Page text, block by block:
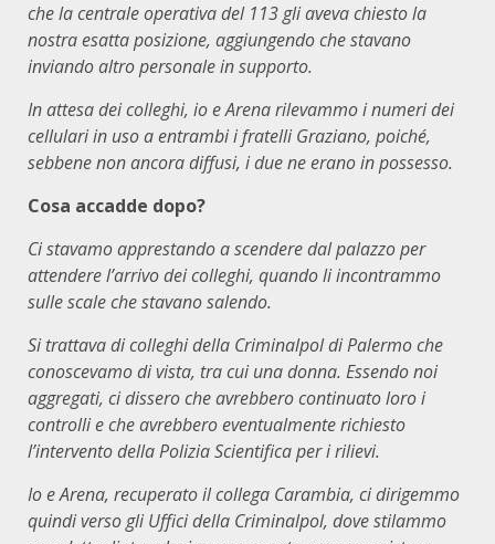
che la centrale operativa del 113 gli aveva chiesto la
nostra esatta posizione, aggiungendo che stavano
inviando altro personale in supporto.
In attesa dei colleghi, io e Arena rilevammo i numeri dei
cellulari in uso a entrambi i fratelli Graziano, poiché,
sebbene non ancora diffusi, i due ne erano in possesso.
Cosa accadde dopo?
Ci stavamo apprestando a scendere dal palazzo per
attendere l’arrivo dei colleghi, quando li incontrammo
sulle scale che stavano salendo.
Si trattava di colleghi della Criminalpol di Palermo che
conoscevamo di vista, tra cui una donna. Essendo noi
aggregati, ci dissero che avrebbero continuato loro i
controlli e che avrebbero eventualmente richiesto
l’intervento della Polizia Scientifica per i rilievi.
Io e Arena, recuperato il collega Carambia, ci dirigemmo
quindi verso gli Uffici della Criminalpol, dove stilammo